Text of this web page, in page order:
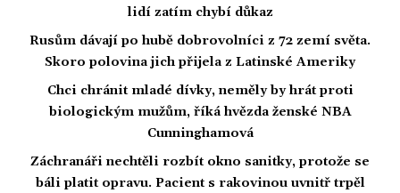
lidí zatím chybí důkaz
Rusům dávají po hubě dobrovolníci z 72 zemí světa.
Skoro polovina jich přijela z Latinské Ameriky
Chci chránit mladé dívky, neměly by hrát proti
biologickým mužům, říká hvězda ženské NBA
Cunninghamová
Záchranáři nechtěli rozbít okno sanitky, protože se
báli platit opravu. Pacient s rakovinou uvnitř trpěl